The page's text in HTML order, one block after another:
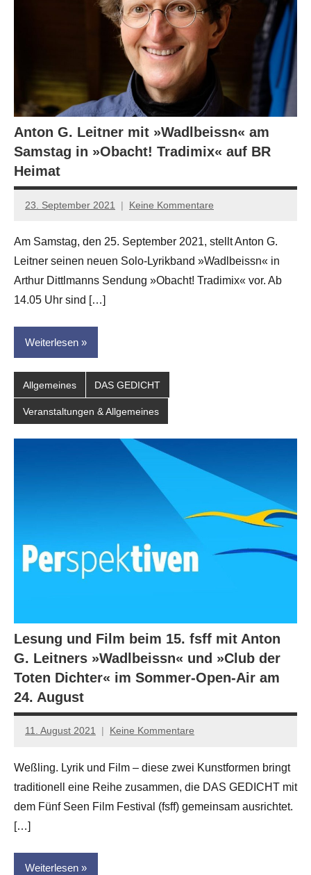
Anton G. Leitner mit »Wadlbeissn« am
Samstag in »Obacht! Tradimix« auf BR
Heimat
23. September 2021
Jan-
Hornauer
für
dasgedichtblog
Keine Kommentare
Am Samstag, den 25. September 2021, stellt Anton G.
Leitner seinen neuen Solo-Lyrikband »Wadlbeissn« in
Arthur Dittlmanns Sendung »Obacht! Tradimix« vor. Ab
14.05 Uhr sind […]
Weiterlesen
Allgemeines DAS GEDICHT
Veranstaltungen & Allgemeines
Lesung und Film beim 15. fsff mit Anton
G. Leitners »Wadlbeissn« und »Club der
Toten Dichter« im Sommer-Open-Air am
24. August
11. August 2021
Jan-
Hornauer
für
dasgedichtblog
Keine Kommentare
Weßling. Lyrik und Film – diese zwei Kunstformen bringt
traditionell eine Reihe zusammen, die DAS GEDICHT mit
dem Fünf Seen Film Festival (fsff) gemeinsam ausrichtet.
[…]
Weiterlesen